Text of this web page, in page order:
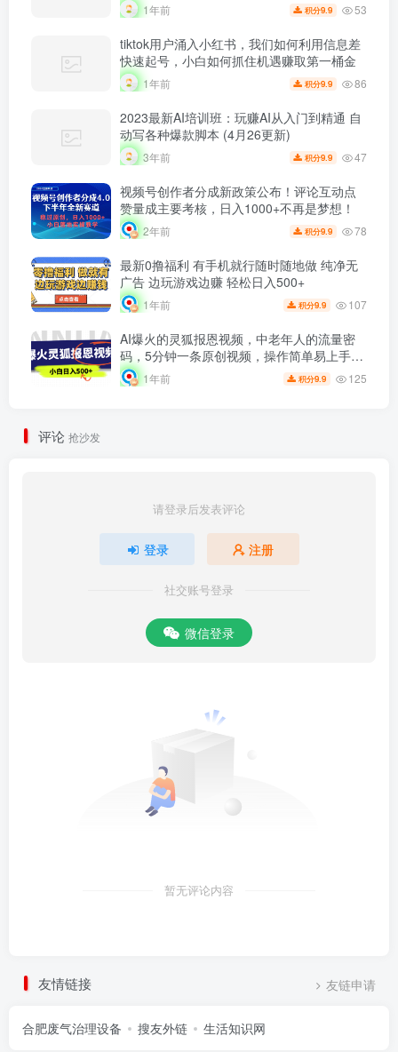
1年前 积分9.9 53
tiktok用户涌入小红书，我们如何利用信息差
快速起号，小白如何抓住机遇赚取第一桶金
1年前 积分9.9 86
2023最新AI培训班：玩赚AI从入门到精通 自
动写各种爆款脚本 (4月26更新)
3年前 积分9.9 47
视频号创作者分成新政策公布！评论互动点
赞量成主要考核，日入1000+不再是梦想！
2年前 积分9.9 78
最新0撸福利 有手机就行随时随地做 纯净无
广告 边玩游戏边赚 轻松日入500+
1年前 积分9.9 107
AI爆火的灵狐报恩视频，中老年人的流量密
码，5分钟一条原创视频，操作简单易上手，
日入500+
1年前 积分9.9 125
评论 抢沙发
请登录后发表评论
登录 注册
社交账号登录
微信登录
暂无评论内容
友情链接 友链申请
合肥废气治理设备 搜友外链 生活知识网